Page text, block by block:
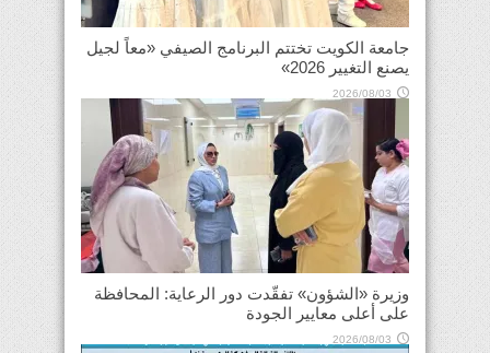
جامعة الكويت تختتم البرنامج الصيفي «معاً لجيل
يصنع التغيير 2026»
2026/08/03
وزيرة «الشؤون» تفقّدت دور الرعاية: المحافظة
على أعلى معايير الجودة
2026/08/03